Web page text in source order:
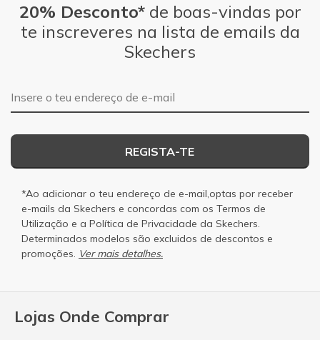
Lojas Onde Comprar
20% Desconto*de boas-vindas por
te inscreveres na lista de emails da
Skechers
Endereço de e-mail
REGISTA-TE
*Ao adicionar o teu endereço de e-mail,optas por receber
e-mails da Skechers e concordas com os Termos de
Utilização e a Política de Privacidade da Skechers.
Determinados modelos são excluidos de descontos e
promoções. Ver mais detalhes.